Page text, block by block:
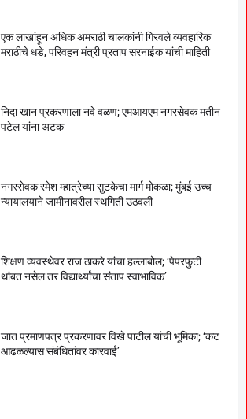
एक लाखांहून अधिक अमराठी चालकांनी गिरवले व्यवहारिक
मराठीचे धडे, परिवहन मंत्री प्रताप सरनाईक यांची माहिती
निदा खान प्रकरणाला नवे वळण; एमआयएम नगरसेवक मतीन
पटेल यांना अटक
नगरसेवक रमेश म्हात्रेच्या सुटकेचा मार्ग मोकळा; मुंबई उच्च
न्यायालयाने जामीनावरील स्थगिती उठवली
शिक्षण व्यवस्थेवर राज ठाकरे यांचा हल्लाबोल; ‘पेपरफुटी
थांबत नसेल तर विद्यार्थ्यांचा संताप स्वाभाविक’
जात प्रमाणपत्र प्रकरणावर विखे पाटील यांची भूमिका; ‘कट
आढळल्यास संबंधितांवर कारवाई’